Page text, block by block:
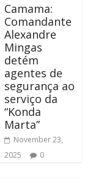
Camama:
Comandante
Alexandre
Mingas
detém
agentes de
segurança ao
serviço da
“Konda
Marta”
November 23,
2025
0